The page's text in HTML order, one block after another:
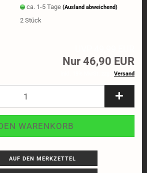
ca. 1-5 Tage(Ausland abweichend)
2Stück
Nur 46,90 EUR
Versand
AUF DEN MERKZETTEL